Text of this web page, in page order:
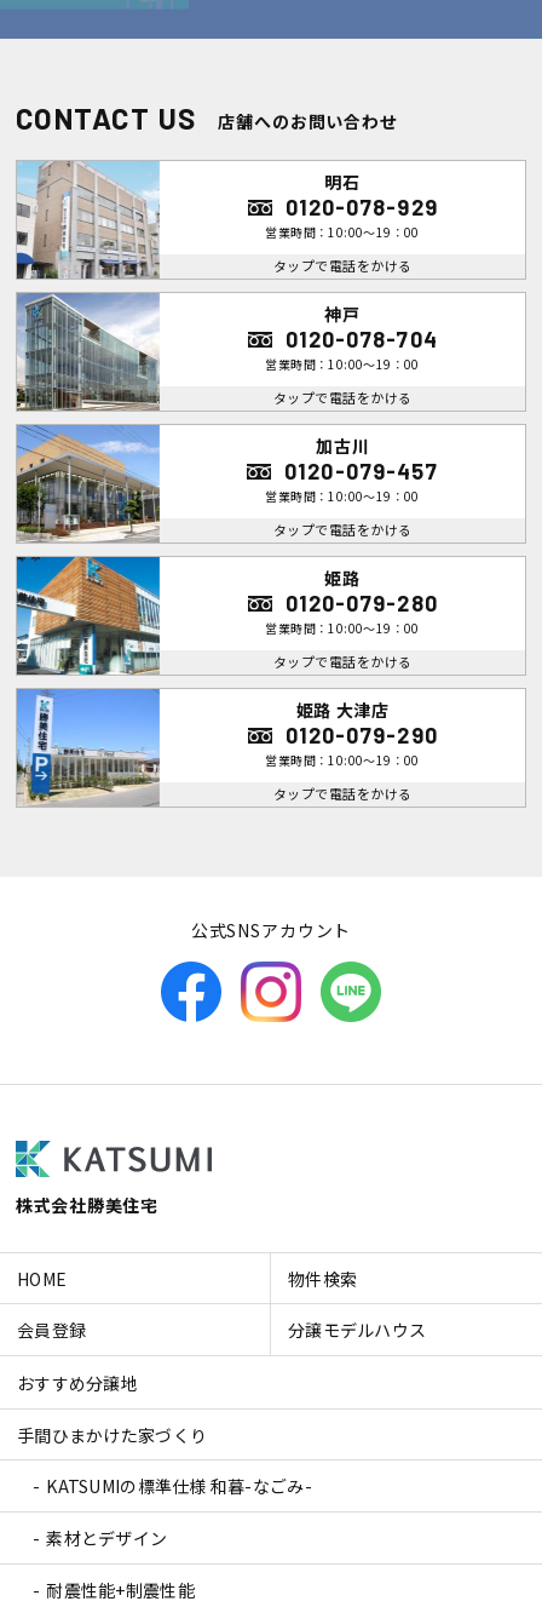
CONTACT US 店舗へのお問い合わせ
明石
0120-078-929
営業時間：10:00～19：00
タップで電話をかける
神戸
0120-078-704
営業時間：10:00～19：00
タップで電話をかける
加古川
0120-079-457
営業時間：10:00～19：00
タップで電話をかける
姫路
0120-079-280
営業時間：10:00～19：00
タップで電話をかける
姫路 大津店
0120-079-290
営業時間：10:00～19：00
タップで電話をかける
公式SNSアカウント
株式会社勝美住宅
HOME 物件検索
会員登録 分譲モデルハウス
おすすめ分譲地
手間ひまかけた家づくり
KATSUMIの標準仕様 和暮-なごみ-
素材とデザイン
耐震性能+制震性能